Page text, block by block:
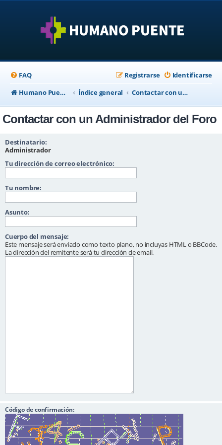
FAQ Identificarse
Registrarse
Humano Puente Empresas
Índice general Contactar con un Administrador del Foro
Contactar con un Administrador del Foro
Destinatario:
Administrador
Tu dirección de correo electrónico:
Tu nombre:
Asunto:
Cuerpo del mensaje:
Este mensaje será enviado como texto plano, no incluyas HTML o BBCode.
La dirección del remitente será tu dirección de email.
Código de confirmación: